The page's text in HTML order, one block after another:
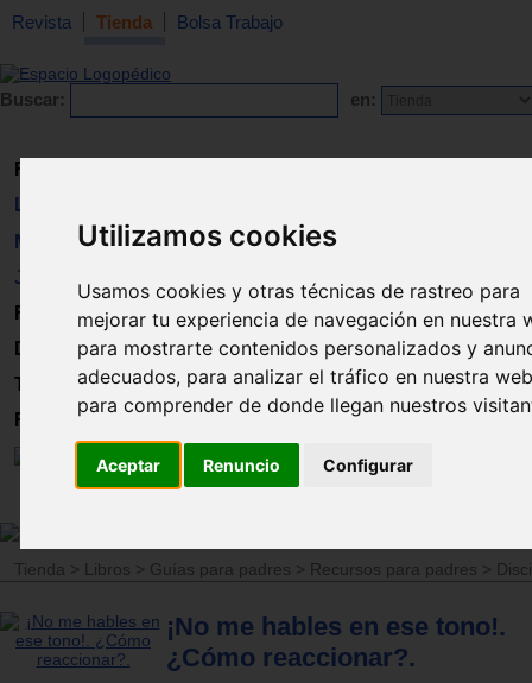
Utilizamos cookies
Usamos cookies y otras técnicas de rastreo para
mejorar tu experiencia de navegación en nuestra
para mostrarte contenidos personalizados y
adecuados, para analizar el tráfico en nuestra
para comprender de donde llegan nuestros
Aceptar Renuncio Configurar
Revista Tienda Bolsa Trabajo
Buscar: en:
Revista
Libros
Material
Juguetes
Formación
Directorio
Trabajo
Registro
Tienda > Libros > Guías para padres > Recursos para padres >
¡No me hables en ese tono!.
¿Cómo reaccionar?.